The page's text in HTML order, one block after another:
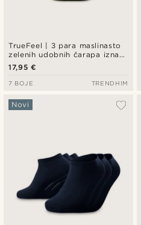
TrueFeel | 3 para maslinasto
zelenih udobnih čarapa iznad
gležnja od bambusa
17,95 €
7 BOJE TRENDHIM
Novi